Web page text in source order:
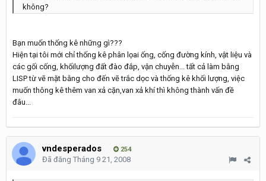
không?
Bạn muốn thống kê những gì???
Hiện tại tôi mới chỉ thống kê phân lọai ống, cống đường kính, vật liệu và
các gối cống, khốilượng đất đào đắp, vận chuyễn... tất cả làm bằng
LISP từ vẽ mặt bằng cho đến vẽ trắc dọc và thống kê khối lượng, việc
muốn thông kê thêm van xả cặn,van xả khí thì không thành vấn đề
đâu...
vndesperados 254
Đã đăng Tháng 9 21, 2008